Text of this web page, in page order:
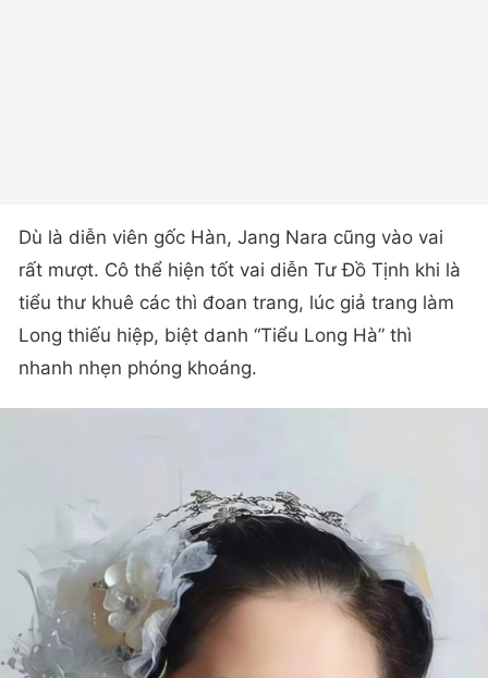
Dù là diễn viên gốc Hàn, Jang Nara cũng vào vai
rất mượt. Cô thể hiện tốt vai diễn Tư Đồ Tịnh khi là
tiểu thư khuê các thì đoan trang, lúc giả trang làm
Long thiếu hiệp, biệt danh “Tiểu Long Hà” thì
nhanh nhẹn phóng khoáng.